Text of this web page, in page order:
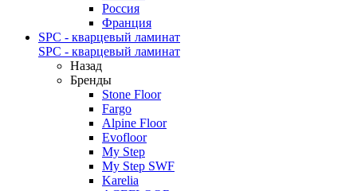
Россия
Франция
SPC - кварцевый ламинат
SPC - кварцевый ламинат
Назад
Бренды
Stone Floor
Fargo
Alpine Floor
Evofloor
My Step
My Step SWF
Karelia